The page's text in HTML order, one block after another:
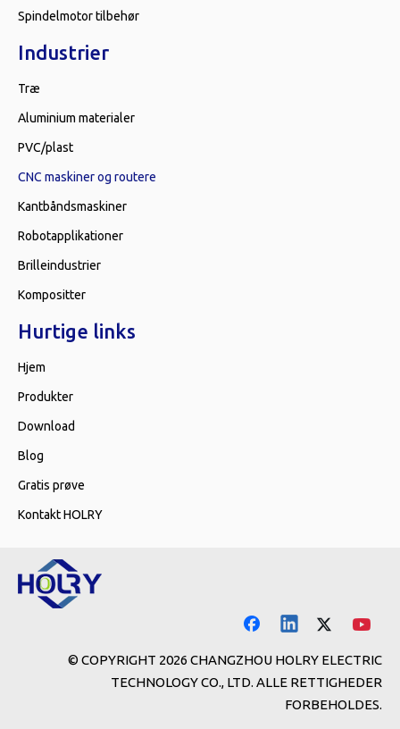
Spindelmotor tilbehør
Industrier
Træ
Aluminium materialer
PVC/plast
CNC maskiner og routere
Kantbåndsmaskiner
Robotapplikationer
Brilleindustrier
Kompositter
Hurtige links
Hjem
Produkter
Download
Blog
Gratis prøve
Kontakt HOLRY
© COPYRIGHT 2026 CHANGZHOU HOLRY ELECTRIC
TECHNOLOGY CO., LTD. ALLE RETTIGHEDER
FORBEHOLDES.